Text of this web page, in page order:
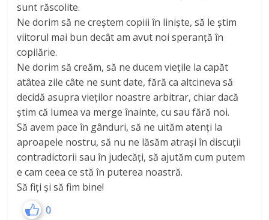
sunt răscolite.
Ne dorim să ne creștem copiii în liniște, să le știm
viitorul mai bun decât am avut noi speranță în
copilărie.
Ne dorim să creăm, să ne ducem viețile la capăt
atâtea zile câte ne sunt date, fără ca altcineva să
decidă asupra vieților noastre arbitrar, chiar dacă
știm că lumea va merge înainte, cu sau fără noi.
Să avem pace în gânduri, să ne uităm atenți la
aproapele nostru, să nu ne lăsăm atrași în discuții
contradictorii sau în judecăți, să ajutăm cum putem
e cam ceea ce stă în puterea noastră.
Să fiți și să fim bine!
0